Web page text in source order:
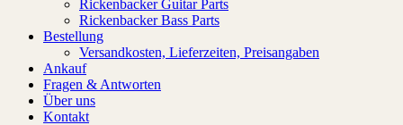
Rickenbacker Guitar Parts
Rickenbacker Bass Parts
Bestellung
Versandkosten, Lieferzeiten, Preisangaben
Ankauf
Fragen & Antworten
Über uns
Kontakt